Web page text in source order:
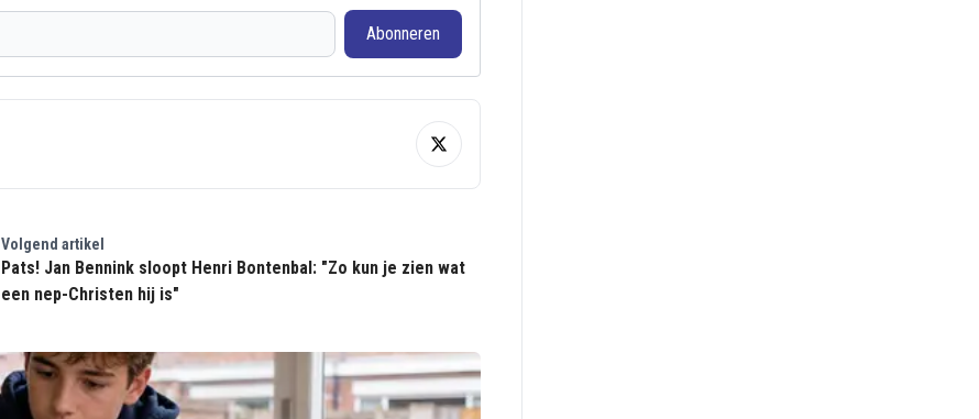
Abonneren
Volgend artikel
Pats! Jan Bennink sloopt Henri Bontenbal: "Zo kun je zien wat
een nep-Christen hij is"